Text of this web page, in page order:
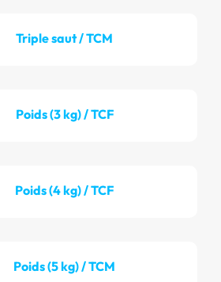
Triple saut / TCM
Poids (3 kg) / TCF
Poids (4 kg) / TCF
Poids (5 kg) / TCM